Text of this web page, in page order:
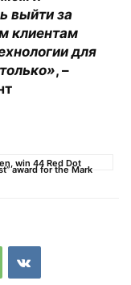
выйти за
клиентам
для
, –
win 44 Red Dot
award for the Mark